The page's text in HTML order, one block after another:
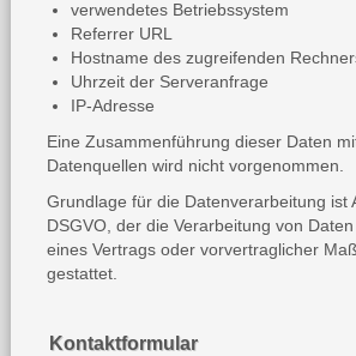
verwendetes Betriebssystem
Referrer URL
Hostname des zugreifenden
Uhrzeit der Serveranfrage
IP-Adresse
Eine Zusammenführung dieser Daten
Datenquellen wird nicht vorgenommen.
Grundlage für die Datenverarbeitung ist
DSGVO, der die Verarbeitung von
eines Vertrags oder vorvertraglicher
gestattet.
Kontaktformular